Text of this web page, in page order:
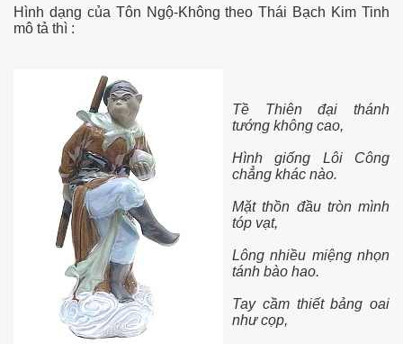
Hình dạng của Tôn Ngộ-Không theo Thái Bạch Kim Tinh
mô tả thì :
Tề Thiên đại thánh
tướng không cao,
Hình giống Lôi Công
chẳng khác nào.
Mặt thồn đầu tròn mình
tóp vạt,
Lông nhiều miệng nhọn
tánh bào hao.
Tay cầm thiết bảng oai
như cọp,